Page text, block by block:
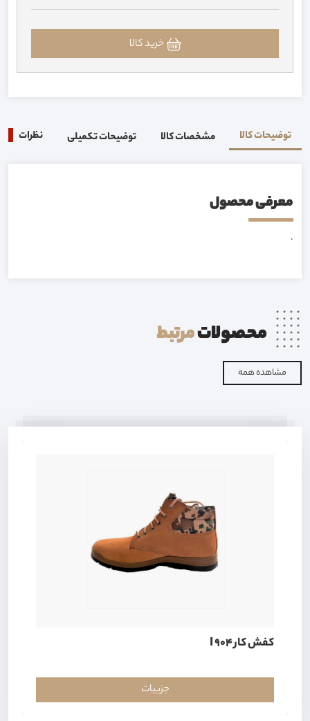
خرید کالا
توضیحات کالا مشخصات کالا توضیحات تکمیلی نظرات
معرفی محصول
.
محصولاتمرتبط
مشاهده همه
کفش کار I 904
جزییات